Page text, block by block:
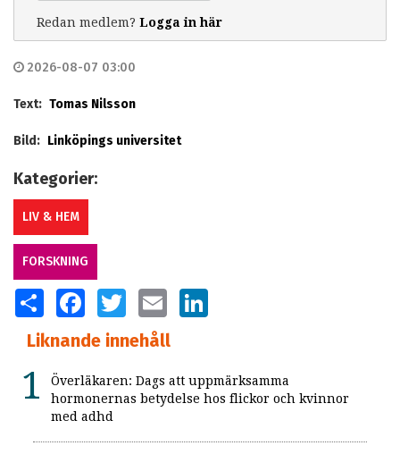
Redan medlem? Logga in här
2026-08-07 03:00
Text: Tomas Nilsson
Bild: Linköpings universitet
Kategorier:
LIV & HEM
FORSKNING
SHARE FACEBOOKTWITTER EMAIL
Liknande innehåll
Överläkaren: Dags att uppmärksamma
hormonernas betydelse hos flickor och kvinnor
med adhd